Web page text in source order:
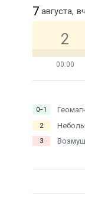
7 августа,
00:00
2
0−1
2
3